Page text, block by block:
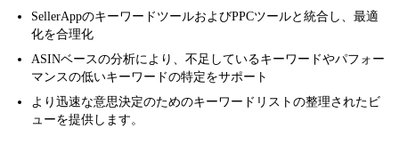
SellerAppのキーワードツールおよびPPCツールと統合し、最適
化を合理化
ASINベースの分析により、不足しているキーワードやパフォー
マンスの低いキーワードの特定をサポート
より迅速な意思決定のためのキーワードリストの整理されたビ
ューを提供します。